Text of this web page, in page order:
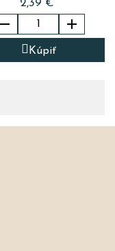
2,39 €
 
Kúpiť